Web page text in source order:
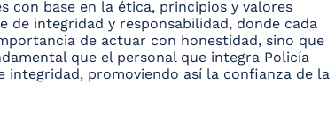
con base en la ética, principios y valores
integridad y responsabilidad, donde cada
de actuar con honestidad, sino que
que el personal que integra Policía
integridad, promoviendo así la confianza de la